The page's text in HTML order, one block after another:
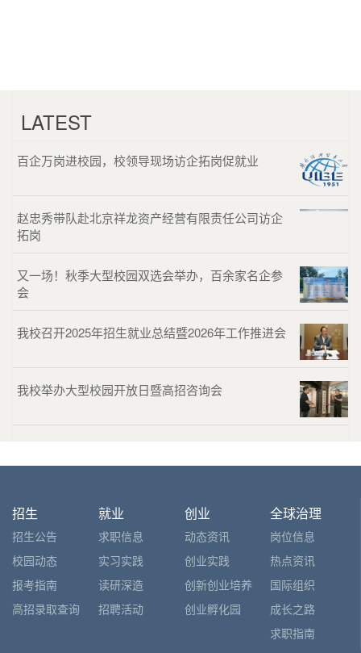
LATEST
百企万岗进校园，校领导现场访企拓岗促就业
赵忠秀带队赴北京祥龙资产经营有限责任公司访企
拓岗
又一场！秋季大型校园双选会举办，百余家名企参
会
我校召开2025年招生就业总结暨2026年工作推进会
我校举办大型校园开放日暨高招咨询会
招生
招生公告
校园动态
报考指南
高招录取查询
就业
求职信息
实习实践
读研深造
招聘活动
创业
动态资讯
创业实践
创新创业培养
创业孵化园
全球治理
岗位信息
热点资讯
国际组织
成长之路
求职指南